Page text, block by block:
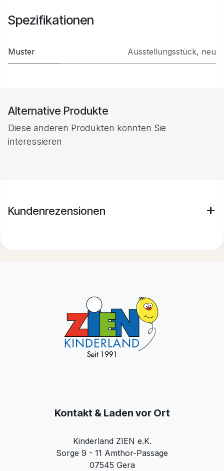
Spezifikationen
Muster Ausstellungsstück, neu
Alternative Produkte
Diese anderen Produkten könnten Sie
interessieren
Kundenrezensionen
Kontakt & Laden vor Ort
Kinderland ZIEN e.K.
Sorge 9 - 11 Amthor-Passage
07545 Gera